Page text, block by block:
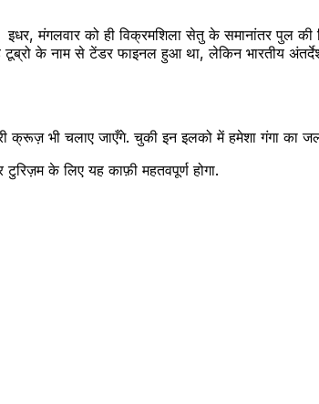
मंगलवार को ही विक्रमशिला सेतु के समानांतर पुल की
के नाम से टेंडर फाइनल हुआ था, लेकिन भारतीय
क्रूज़ भी चलाए जाएँगे. चुकी इन इलको में हमेशा गंगा का
के लिए यह काफ़ी महतवपूर्ण होगा.